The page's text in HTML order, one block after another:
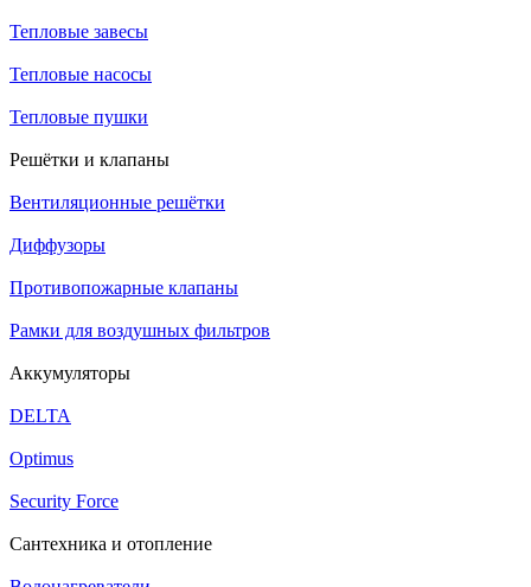
Тепловые завесы
Тепловые насосы
Тепловые пушки
Решётки и клапаны
Вентиляционные решётки
Диффузоры
Противопожарные клапаны
Рамки для воздушных фильтров
Аккумуляторы
DELTA
Optimus
Security Force
Сантехника и отопление